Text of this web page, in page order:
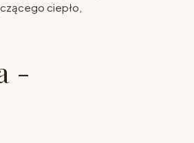
ciepło,
-